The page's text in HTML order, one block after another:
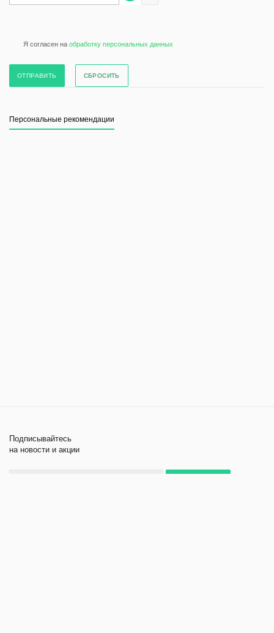
Я согласен на обработку персональных данных
СБРОСИТЬ
Персональные рекомендации
Подписывайтесь
на новости и акции